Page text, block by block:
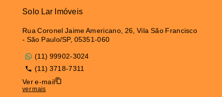
Solo Lar Imóveis
Rua Coronel Jaime Americano, 26, Vila São Francisco
- São Paulo/SP, 05351-060
(11) 99902-3024
(11) 3718-7311
Ver e-mail
ver mais